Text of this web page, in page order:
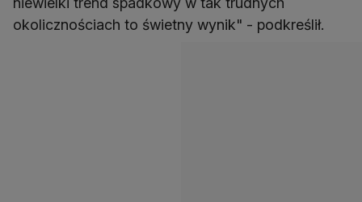
okolicznościach to świetny wynik" - podkreślił.